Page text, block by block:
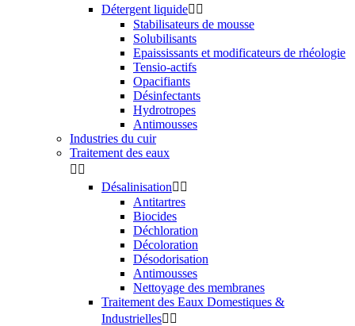
Détergent liquide 
Stabilisateurs de mousse
Solubilisants
Epaississants et modificateurs de rhéologie
Tensio-actifs
Opacifiants
Désinfectants
Hydrotropes
Antimousses
Industries du cuir
Traitement des eaux
 
Désalinisation 
Antitartres
Biocides
Déchloration
Décoloration
Désodorisation
Antimousses
Nettoyage des membranes
Traitement des Eaux Domestiques &
Industrielles 